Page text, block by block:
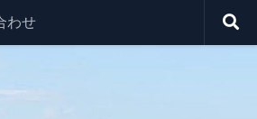
わせ